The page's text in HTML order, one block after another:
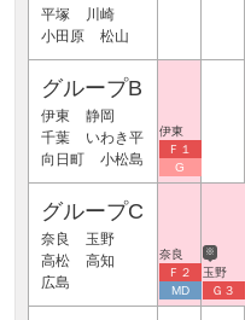
平塚
川崎
小田原
松山
グループB
伊東
静岡
千葉
いわき平
向日町
小松島
伊東
Ｆ１
G
グループC
奈良
玉野
高松
高知
広島
奈良
Ｆ２
MD
※
玉野
Ｇ３